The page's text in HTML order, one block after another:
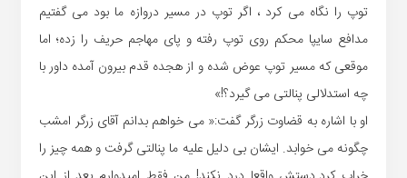
توپ را نگاه می کرد ، اگر توپ در مسیر دروازه ما بود می گفتیم
مدافع سایپا محکم روی توپ رفته و پای مهاجم حریف را زده؛ اما
موقعی که مسیر توپ عوض شده و از هجده قدم بیرون آمده داور با
چه استدلالی پنالتی می گیرد؟!»
او با اشاره به قضاوت زرگر گفت:« می خواهم بدانم آقای زرگر امشب
چگونه می خوابد. ایشان بی دلیل علیه ما پنالتی گرفت و همه چیز را